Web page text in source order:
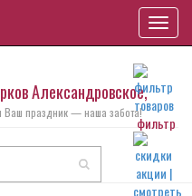
фильтр
Александровское,
Ваш праздник — наша забота!